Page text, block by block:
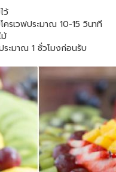
ว้
ครเวฟประมาณ 10-15 วินาที
ระมาณ 1 ชั่วโมงก่อนรับ